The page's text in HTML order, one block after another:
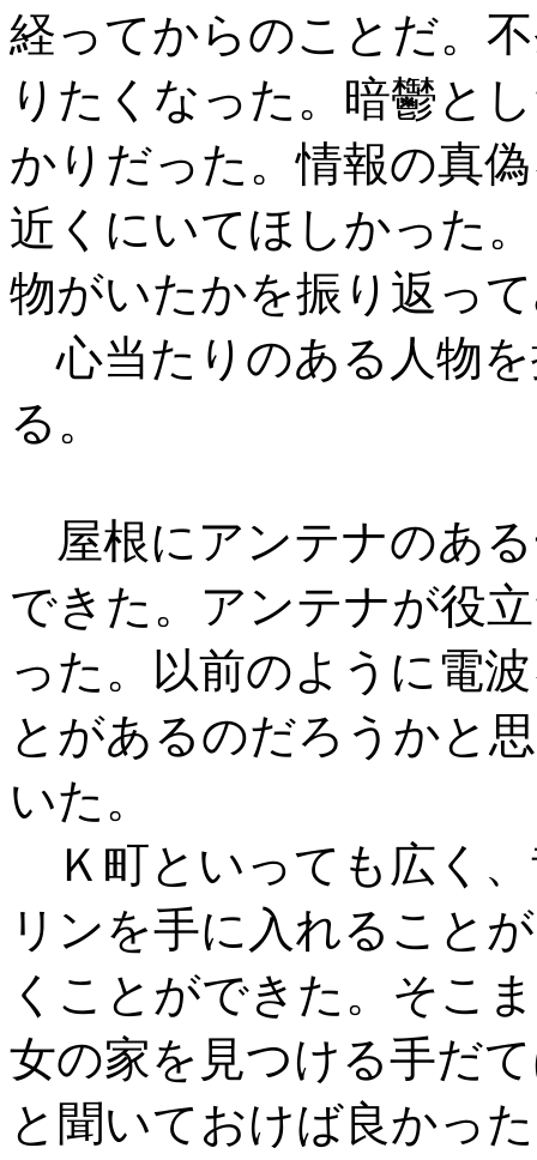
経ってからのことだ。
りたくなった。暗鬱と
かりだった。情報の真
近くにいてほしかった
物がいたかを振り返っ
心当たりのある人物
る。
屋根にアンテナのあ
できた。アンテナが役
った。以前のように電
とがあるのだろうかと
いた。
Ｋ町といっても広く
リンを手に入れること
くことができた。そこ
女の家を見つける手だ
と聞いておけば良かっ